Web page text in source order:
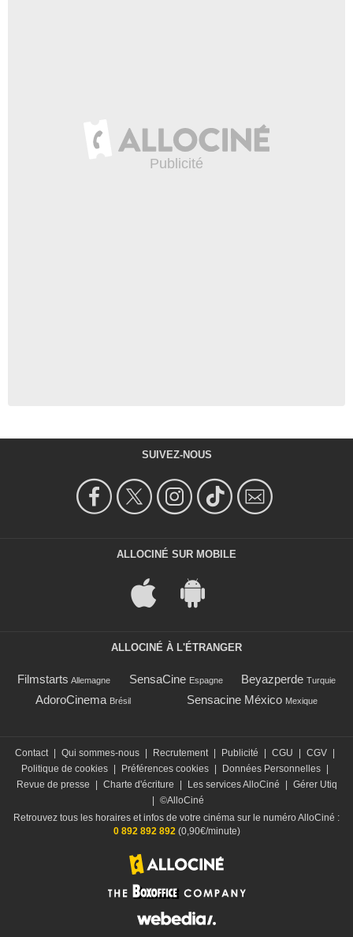
SUIVEZ-NOUS
ALLOCINÉ SUR MOBILE
ALLOCINÉ À L'ÉTRANGER
Filmstarts Allemagne SensaCine Espagne Beyazperde Turquie
AdoroCinema Brésil Sensacine México Mexique
Contact | Qui sommes-nous | Recrutement | Publicité | CGU | CGV |
Politique de cookies | Préférences cookies | Données Personnelles |
Revue de presse
| Charte d'écriture | Les services AlloCiné | Gérer Utiq
| ©AlloCiné
Retrouvez tous les horaires et infos de votre cinéma sur le numéro AlloCiné :
0 892 892 892 (0,90€/minute)